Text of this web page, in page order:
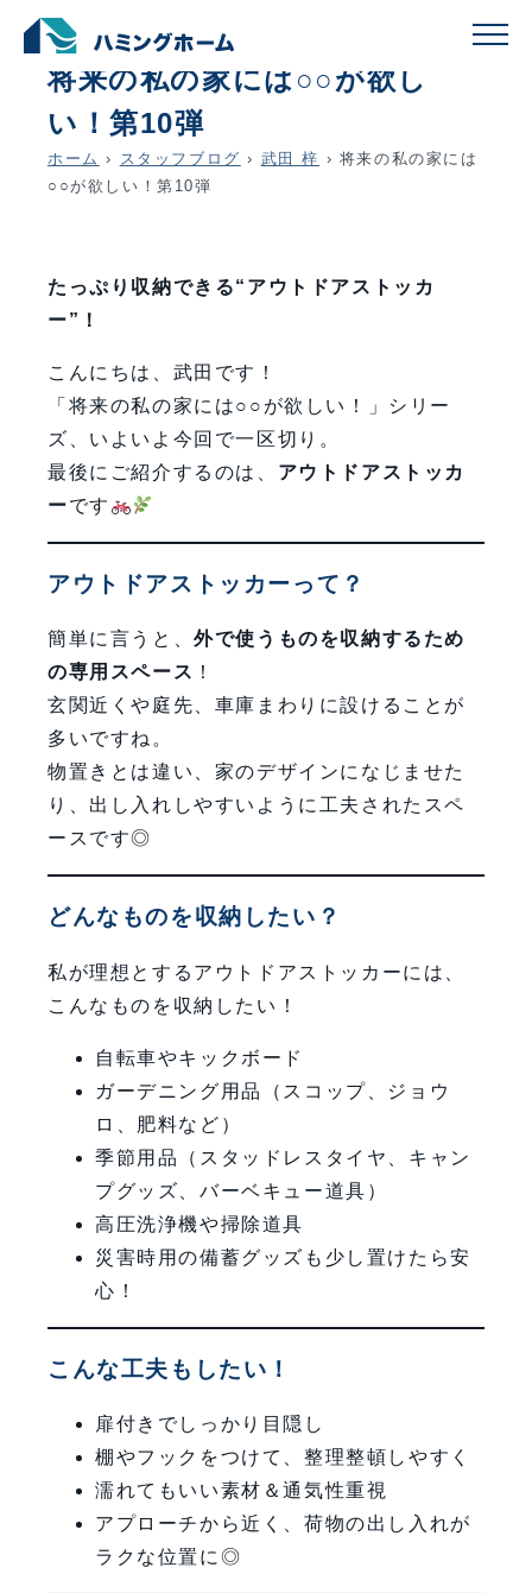
schedule
将来の私の家には○○が欲し
い！第10弾
ホーム › スタッフブログ › 武田 梓 › 将来の私の家には
○○が欲しい！第10弾
たっぷり収納できる“アウトドアストッカ
ー”！
こんにちは、武田です！
「将来の私の家には○○が欲しい！」シリー
ズ、いよいよ今回で一区切り。
最後にご紹介するのは、 アウトドアストッカ
ーです
アウトドアストッカーって？
簡単に言うと、外で使うものを収納するため
の専用スペース ！
玄関近くや庭先、車庫まわりに設けることが
多いですね。
物置きとは違い、家のデザインになじませた
り、出し入れしやすいように工夫されたスペ
ースです◎
どんなものを収納したい？
私が理想とするアウトドアストッカーには、
こんなものを収納したい！
自転車やキックボード
ガーデニング用品（スコップ、ジョウ
ロ、肥料など）
季節用品（スタッドレスタイヤ、キャン
プグッズ、バーベキュー道具）
高圧洗浄機や掃除道具
災害時用の備蓄グッズも少し置けたら安
心！
こんな工夫もしたい！
扉付きでしっかり目隠し
棚やフックをつけて、整理整頓しやすく
濡れてもいい素材＆通気性重視
アプローチから近く、荷物の出し入れが
ラクな位置に◎